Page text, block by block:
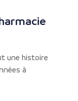
une histoire
à